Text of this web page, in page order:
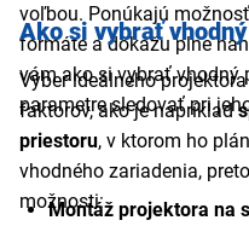
voľbou. Ponúkajú
formáte a dokážu plne
vám ako si vybrať vhodný
parametre sledovať pri
Ako si vybrať
Výber ideálneho
faktorov, ako je napríklad
priestoru, v ktorom ho
vhodného zariadenia,
možnosti:
Montáž projektora na